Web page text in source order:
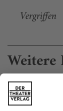
Vergriffen
Weitere
Göttliche
Christof Loy und